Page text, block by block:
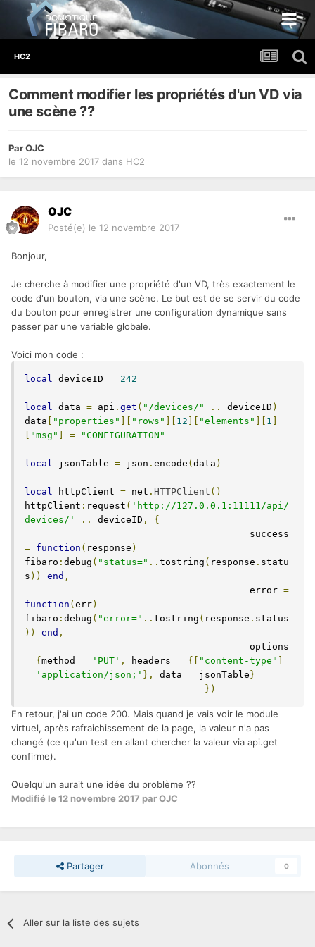
HC2
Comment modifier les propriétés d'un VD via
une scène ??
ParOJC
le 12 novembre 2017 dans HC2
OJC
Posté(e) le 12 novembre 2017
Bonjour,
Je cherche à modifier une propriété d'un VD, très exactement le
code d'un bouton, via une scène. Le but est de se servir du code
du bouton pour enregistrer une configuration dynamique sans
passer par une variable globale.
Voici mon code :
local deviceID = 242
local data = api . get ( "/devices/" .. deviceID )
data
"properties" "rows" 12 "elements" 1
"msg" = "CONFIGURATION"
local jsonTable = json . encode ( data )
local httpClient = net . HTTPClient ()
httpClient : request ( 'http://127.0.0.1:11111/api/
devices/'
.. deviceID ,
{
= function ( response )
fibaro : debug ( "status=" .. tostring ( response . statu
s )) end ,
					error
=
function ( err)
fibaro : debug ( "error=" .. tostring ( response . status
))
end ,
= { method = 'PUT' , headers = {[ "content-type"
=
'application/json;' }, data = jsonTable }
})
En retour, j'ai un code 200. Mais quand je vais voir le module
virtuel, après rafraichissement de la page, la valeur n'a pas
changé (ce qu'un test en allant chercher la valeur via api.get
confirme).
Quelqu'un aurait une idée du problème ??
Modifié le 12 novembre 2017 par OJC
Partager Abonnés 0
Aller sur la liste des sujets